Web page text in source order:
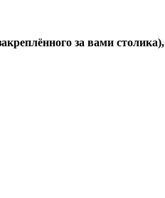
за вами столика),